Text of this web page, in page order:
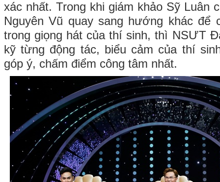
xác nhất. Trong khi giám khảo Sỹ Luân
Nguyên Vũ quay sang hướng khác để
trong giọng hát của thí sinh, thì NSƯT
kỹ từng động tác, biểu cảm của thí
góp ý, chấm điểm công tâm nhất.